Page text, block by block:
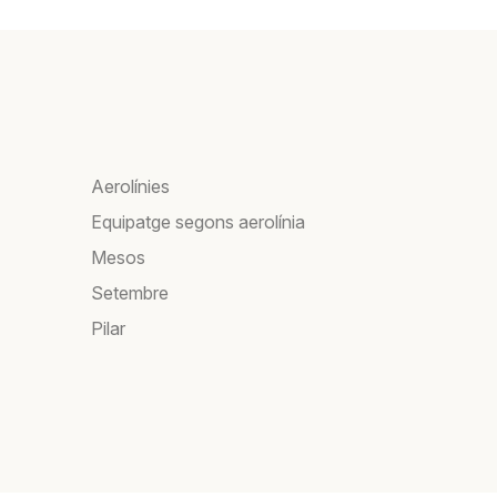
Aerolínies
Equipatge segons aerolínia
Mesos
Setembre
Pilar